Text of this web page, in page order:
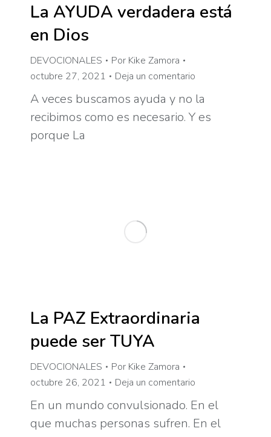
La AYUDA verdadera está
en Dios
DEVOCIONALES Por Kike Zamora
octubre 27, 2021
Deja un comentario
A veces buscamos ayuda y no la
recibimos como es necesario. Y es
porque La
La PAZ Extraordinaria
puede ser TUYA
DEVOCIONALES Por Kike Zamora
octubre 26, 2021
Deja un comentario
En un mundo convulsionado. En el
que muchas personas sufren. En el